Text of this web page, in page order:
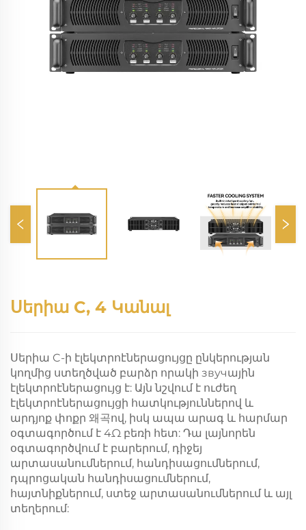
Սերիա C, 4 Կանալ
Սերիա C-ի էլեկտրոէներացույցը ընկերության
կողմից ստեղծված բարձր որակի звучային
էլեկտրոէներացույց է: Այն նշվում է ուժեղ
էլեկտրոէներացույցի հատկություններով և
արդյոք փոքր 왜곡ով, իսկ ապա արագ և հարմար
օգտագործում է 4Ω բեռի հետ: Դա լայնորեն
օգտագործվում է բարերում, դիջեյ
արտասանումներում, հանդիսացումներում,
դպրոցական հանդիսացումներում,
հայտնիքներում, ստեջ արտասանումներում և այլ
տեղերում: